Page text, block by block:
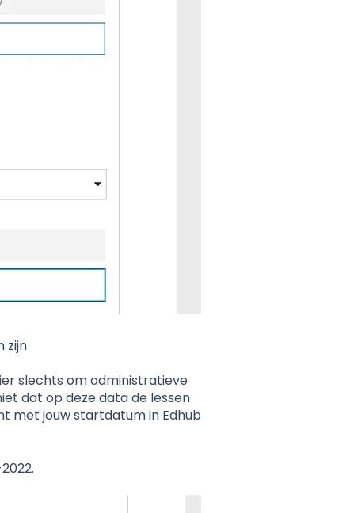
zijn
slechts om administratieve
dat op deze data de lessen
met jouw startdatum in Edhub